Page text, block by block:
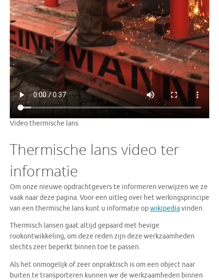
Video thermische lans
Thermische lans video ter
informatie
Om onze nieuwe opdrachtgevers te informeren verwijzen we ze
vaak naar deze pagina. Voor een uitleg over het werkingsprincipe
van een thermische lans kunt u informatie opwikipediavinden.
Thermisch lansen gaat altijd gepaard met hevige
rookontwikkeling, om deze reden zijn deze werkzaamheden
slechts zeer beperkt binnen toe te passen.
Als het onmogelijk of zeer onpraktisch is om een object naar
buiten te transporteren kunnen we de werkzaamheden binnen